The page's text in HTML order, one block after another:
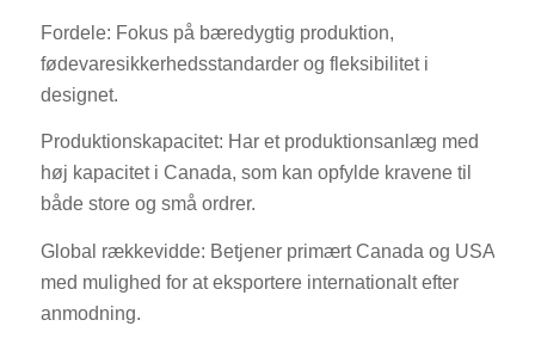
Fordele: Fokus på bæredygtig produktion,
fødevaresikkerhedsstandarder og fleksibilitet i
designet.
Produktionskapacitet: Har et produktionsanlæg med
høj kapacitet i Canada, som kan opfylde kravene til
både store og små ordrer.
Global rækkevidde: Betjener primært Canada og USA
med mulighed for at eksportere internationalt efter
anmodning.